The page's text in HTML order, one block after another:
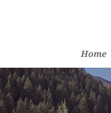
Home